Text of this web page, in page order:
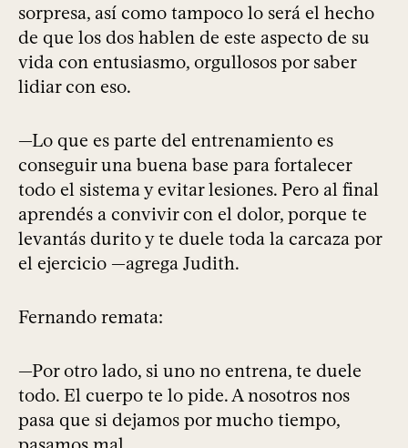
sorpresa, así como tampoco lo será el hecho
de que los dos hablen de este aspecto de su
vida con entusiasmo, orgullosos por saber
lidiar con eso.
—Lo que es parte del entrenamiento es
conseguir una buena base para fortalecer
todo el sistema y evitar lesiones. Pero al final
aprendés a convivir con el dolor, porque te
levantás durito y te duele toda la carcaza por
el ejercicio —agrega Judith.
Fernando remata:
—Por otro lado, si uno no entrena, te duele
todo. El cuerpo te lo pide. A nosotros nos
pasa que si dejamos por mucho tiempo,